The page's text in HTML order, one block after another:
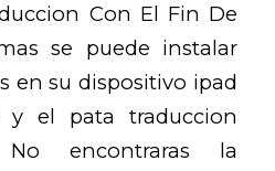
Con El Fin De
se puede instalar
en su dispositivo ipad
y el pata traduccion
encontraras la